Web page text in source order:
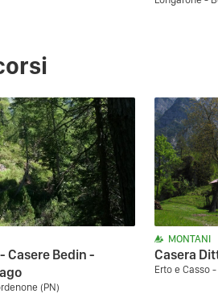
Casere Bedin -
(PN)
MONTANI
Casera
Erto e Casso